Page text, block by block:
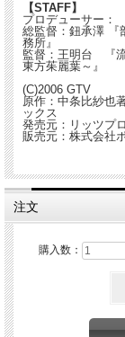
【STAFF】
プロデューサー
総監督：鈕承澤 『
務所』
監督：王明台 『
東方茱麗葉～』
(C)2006 GTV
原作：中条比紗也
ックス
発売元：リッツプ
販売元：株式会社
注文
購入数：